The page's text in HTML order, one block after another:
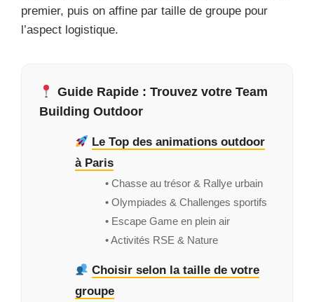
premier, puis on affine par taille de groupe pour
l’aspect logistique.
Guide Rapide : Trouvez votre Team
Building Outdoor
Le Top des animations outdoor
à Paris
• Chasse au trésor & Rallye urbain
• Olympiades & Challenges sportifs
• Escape Game en plein air
• Activités RSE & Nature
Choisir selon la taille de votre
groupe